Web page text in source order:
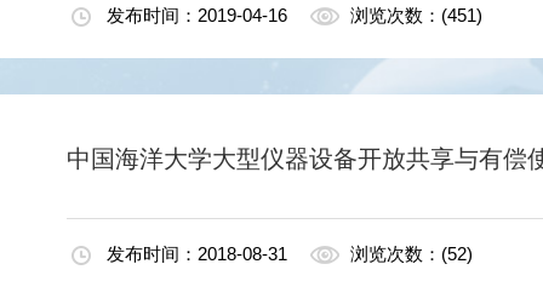
发布时间：2019-04-16 浏览次数：(451)
中国海洋大学大型仪器设备开放共享与有偿
发布时间：2018-08-31 浏览次数：(52)